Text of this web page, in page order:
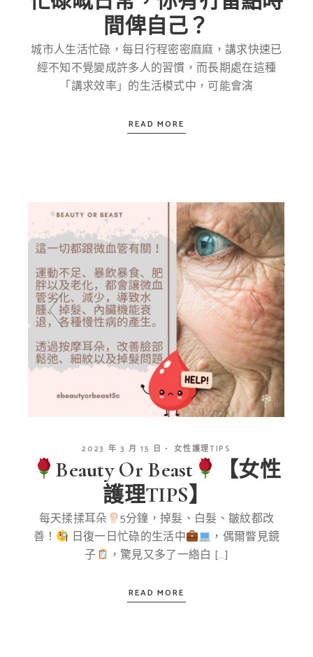
間俾自己？
城市人生活忙碌，每日行程密密麻麻，講求快速已
經不知不覺變成許多人的習慣，而長期處在這種
「講求效率」的生活模式中，可能會演
READ MORE
2023 年 3 月 15 日 女性護理TIPS
Beauty Or Beast
【女性
護理TIPS】
每天揉揉耳朵
5分鐘，掉髮、白髮、皺紋都改
善！
日復一日忙碌的生活中
，偶爾瞥見鏡
子
，驚見又多了一綹白 […]
READ MORE